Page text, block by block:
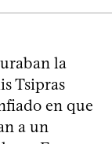
la
Tsipras
en que
a un